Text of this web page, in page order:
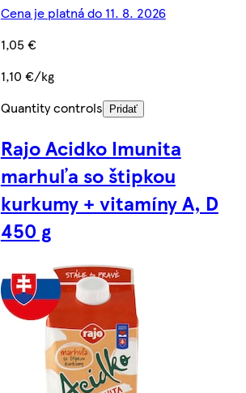
Cena je platná do 11. 8. 2026
1,05 €
1,10 €/kg
Quantity controls
Pridať
Rajo Acidko Imunita
marhuľa so štipkou
kurkumy + vitamíny A, D
450 g